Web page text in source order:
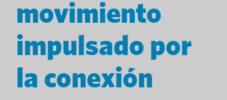
movimiento
impulsado por
la conexión